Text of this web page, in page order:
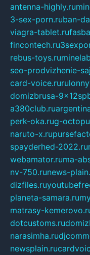
antenna-highly.ru
3-sex-porn.ruban-
viagra-tablet.ru
fincontech.ru
rebus-toys.ru
seo-prodvizhenie-
card-voice.ru
domizbrusa-
a380club.ru
perk-oka.rug-
naruto-x.ru
spayderhed-2022.ru
webamator.ruma-
nv-750.runews-
dizfiles.ru
planeta-samara.ru
matrasy-
dotcustoms.ru
narasimha.ru
newsplain.ru